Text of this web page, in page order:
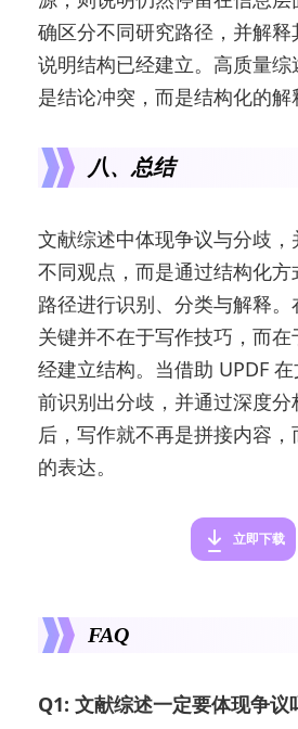
确区分不同研究路径，并解
说明结构已经建立。高质量
是结论冲突，而是结构化的解
八、总结
文献综述中体现争议与分歧
不同观点，而是通过结构化
路径进行识别、分类与解释。
关键并不在于写作技巧，而
经建立结构。当借助 UPDF
前识别出分歧，并通过深度
后，写作就不再是拼接内容
的表达。
立即下载
FAQ
Q1: 文献综述一定要体现争议